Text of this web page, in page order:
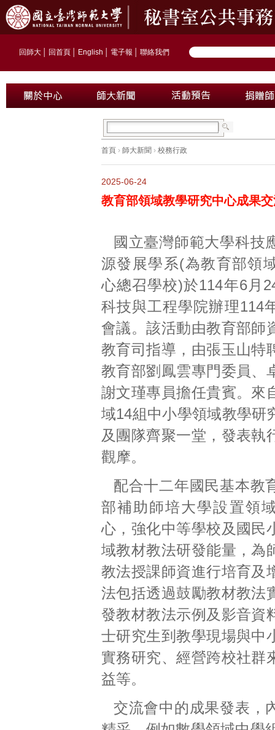
回師大 回首頁 English 電子報 聯絡我們
首頁 › 師大新聞 › 校務行政
2025-06-24
教育部領域教學研究中心成果
國立臺灣師範大學科技
源發展學系(為教育部領
心總召學校)於114年6月
科技與工程學院辦理114
會議。該活動由教育部師
教育司指導，由張玉山特
教育部劉鳳雲專門委員、
謝文瑾專員擔任貴賓。來
域14組中小學領域教學研
及團隊齊聚一堂，發表執
觀摩。
配合十二年國民基本教
部補助師培大學設置領
心，強化中等學校及國民
域教材教法研發能量，為
教法授課師資進行培育及
法包括透過鼓勵教材教法
發教材教法示例及影音資
士研究生到教學現場與中
實務研究、經營跨校社群
益等。
交流會中的成果發表，